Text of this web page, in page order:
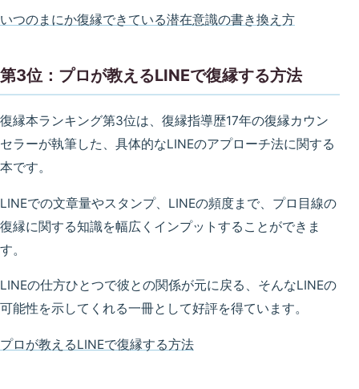
いつのまにか復縁できている潜在意識の書き換え方
第3位：プロが教えるLINEで復縁する方法
復縁本ランキング第3位は、復縁指導歴17年の復縁カウン
セラーが執筆した、具体的なLINEのアプローチ法に関する
本です。
LINEでの文章量やスタンプ、LINEの頻度まで、プロ目線の
復縁に関する知識を幅広くインプットすることができま
す。
LINEの仕方ひとつで彼との関係が元に戻る、そんなLINEの
可能性を示してくれる一冊として好評を得ています。
プロが教えるLINEで復縁する方法